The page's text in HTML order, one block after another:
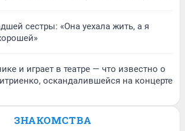
сестры: «Она уехала жить, а я
и играет в театре — что известно о
оскандалившейся на концерте
ЗНАКОМСТВА